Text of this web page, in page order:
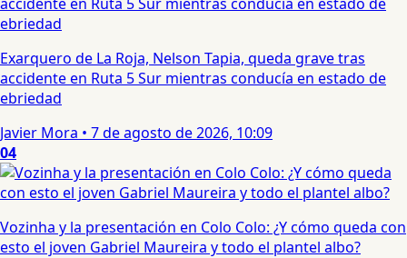
Exarquero de La Roja, Nelson Tapia, queda grave tras
accidente en Ruta 5 Sur mientras conducía en estado de
ebriedad
Javier Mora • 7 de agosto de 2026, 10:09
04
Vozinha y la presentación en Colo Colo: ¿Y cómo queda con
esto el joven Gabriel Maureira y todo el plantel albo?